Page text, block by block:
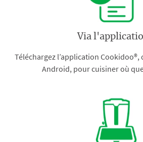
Via
Téléchargez l’application
Android, pour cuisiner où